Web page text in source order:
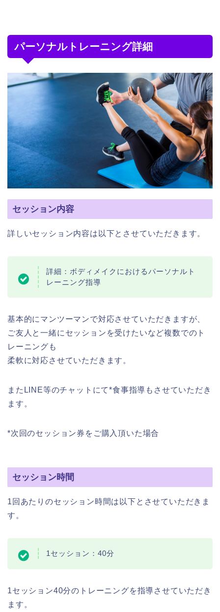
パーソナルトレーニング詳細
セッション内容
詳しいセッション内容は以下とさせていただきます。
詳細：ボディメイクにおけるパーソナルト
レーニング指導
基本的にマンツーマンで対応させていただきますが、
ご友人と一緒にセッションを受けたいなど複数でのト
レーニングも
柔軟に対応させていただきます。
またLINE等のチャットにて*食事指導もさせていただき
ます。
*次回のセッション券をご購入頂いた場合
セッション時間
1回あたりのセッション時間は以下とさせていただきま
す。
1セッション：40分
1セッション40分のトレーニングを指導させていただき
ます。